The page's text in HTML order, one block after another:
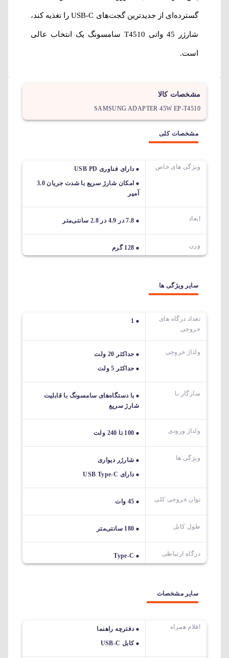
گسترده‌ای از جدیدترین گجت‌های USB-C را تغذیه کند،
شارژر 45 واتی T4510 سامسونگ یک انتخاب عالی
است.
مشخصات کالا
SAMSUNG ADAPTER 45W EP-T4510
مشخصات کلی
ویژگی های خاص
دارای فناوری USB PD
امکان شارژ سریع با شدت جریان 3.0
آمپر
ابعاد 7.8 در 4.9 در 2.8 سانتی‌متر
وزن 128 گرم
سایر ویژگی ها
تعداد درگاه های
خروجی
1
ولتاژ خروجی
حداکثر 20 ولت
حداکثر 5 ولت
سازگار با
با دستگاه‌های سامسونگ با قابلیت
شارژ سریع
ولتاژ ورودی 100 تا 240 ولت
ویژگی ها
شارژر دیواری
دارای USB Type-C
توان خروجی کلی 45 وات
طول کابل 180 سانتی‌متر
درگاه ارتباطی Type-C
سایر مشخصات
اقلام همراه
دفترچه راهنما
کابل USB-C